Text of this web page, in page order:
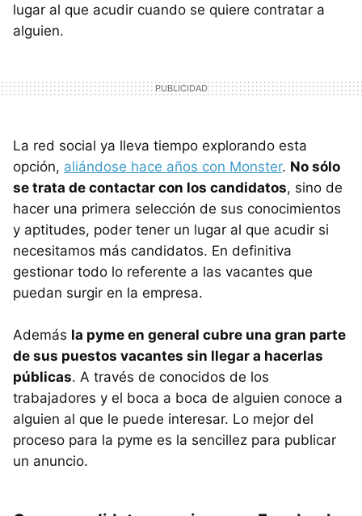
lugar al que acudir cuando se quiere contratar a
alguien.
La red social ya lleva tiempo explorando esta
opción, aliándose hace años con Monster. No sólo
se trata de contactar con los candidatos, sino de
hacer una primera selección de sus conocimientos
y aptitudes, poder tener un lugar al que acudir si
necesitamos más candidatos. En definitiva
gestionar todo lo referente a las vacantes que
puedan surgir en la empresa.
Además la pyme en general cubre una gran parte
de sus puestos vacantes sin llegar a hacerlas
públicas. A través de conocidos de los
trabajadores y el boca a boca de alguien conoce a
alguien al que le puede interesar. Lo mejor del
proceso para la pyme es la sencillez para publicar
un anuncio.